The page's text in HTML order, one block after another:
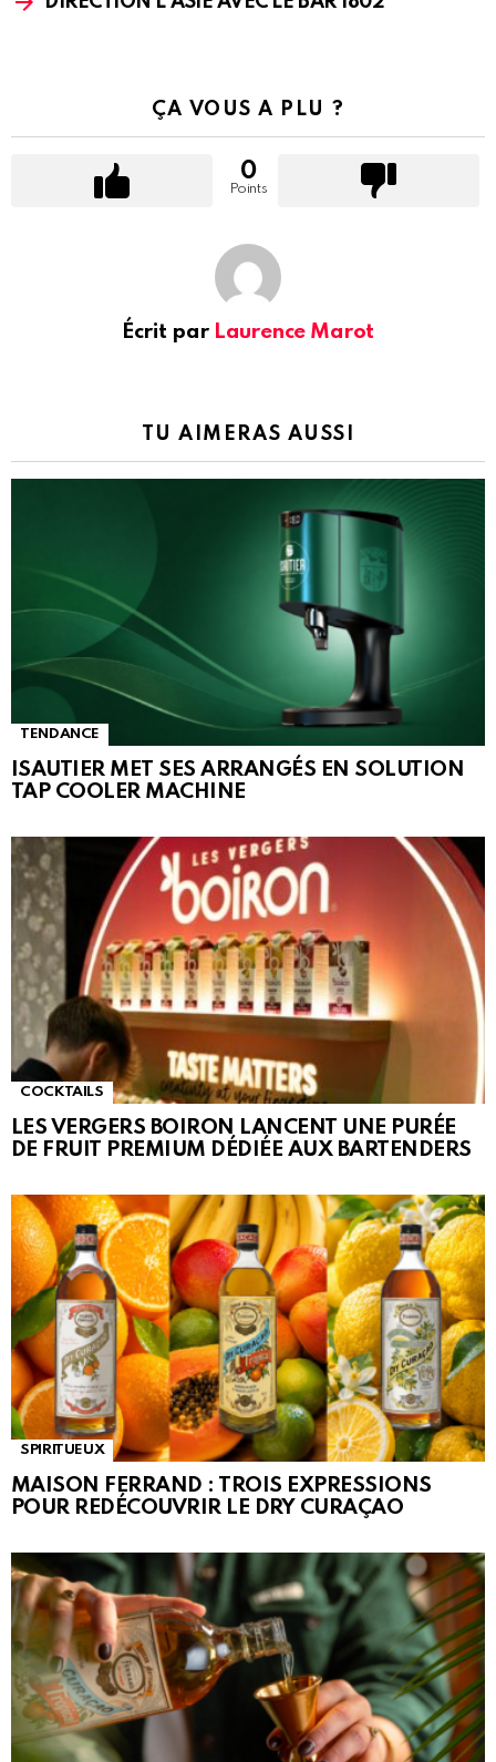
ÇA VOUS A PLU ?
0
Points
Écrit par Laurence Marot
TU AIMERAS AUSSI
TENDANCE
ISAUTIER MET SES ARRANGÉS EN SOLUTION
TAP COOLER MACHINE
COCKTAILS
LES VERGERS BOIRON LANCENT UNE PURÉE
DE FRUIT PREMIUM DÉDIÉE AUX BARTENDERS
SPIRITUEUX
MAISON FERRAND : TROIS EXPRESSIONS
POUR REDÉCOUVRIR LE DRY CURAÇAO